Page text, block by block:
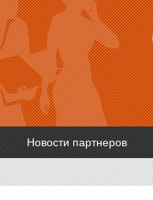
Новости партнеров